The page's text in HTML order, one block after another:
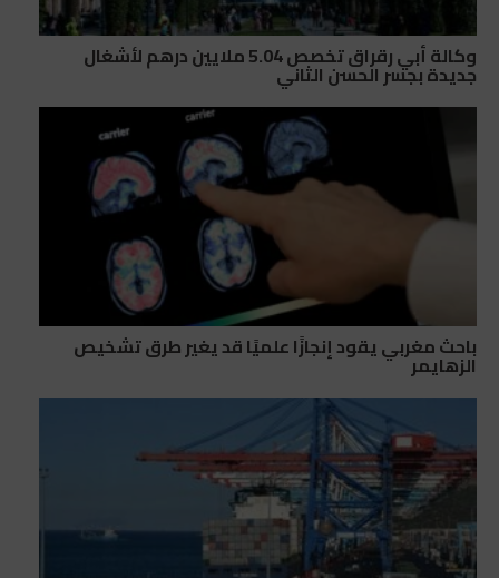
وكالة أبي رقراق تخصص 5.04 ملايين درهم لأشغال
جديدة بجسر الحسن الثاني
باحث مغربي يقود إنجازًا علميًا قد يغير طرق تشخيص
الزهايمر